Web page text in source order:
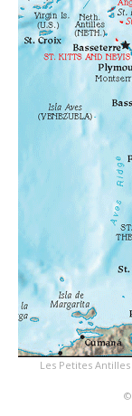
Les Petites
©